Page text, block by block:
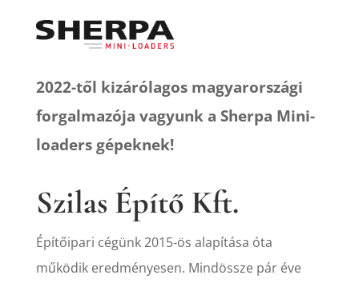
2022-től kizárólagos magyarországi
forgalmazója vagyunk a Sherpa Mini-
loaders gépeknek!
Szilas Építő Kft.
Építőipari cégünk 2015-ös alapítása óta
működik eredményesen. Mindössze pár éve